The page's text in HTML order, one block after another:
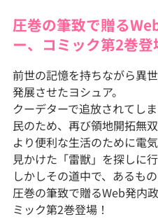
圧巻の筆致で贈る
ー、コミック第2巻登
前世の記憶を持ちながら異
発展させたヨシュア。
クーデターで追放されてし
民のため、再び領地開拓無
より便利な生活のために電
見かけた「雷獣」を探しに行
しかしその道中で、あるも
圧巻の筆致で贈るWeb発内
ミック第2巻登場！